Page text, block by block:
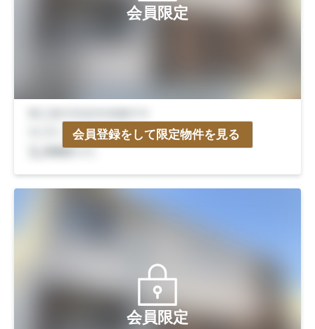
会員限定
会員登録をして限定物件を見る
会員限定